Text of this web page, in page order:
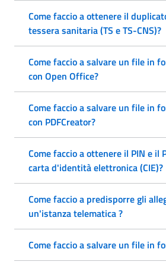
Come faccio a ottenere il
tessera sanitaria (TS e TS-CNS)?
Come faccio a salvare un file in
con Open Office?
Come faccio a salvare un file in
con PDFCreator?
Come faccio a ottenere il PIN e il
carta d'identità elettronica (CIE)?
Come faccio a predisporre gli
un'istanza telematica ?
Come faccio a salvare un file in